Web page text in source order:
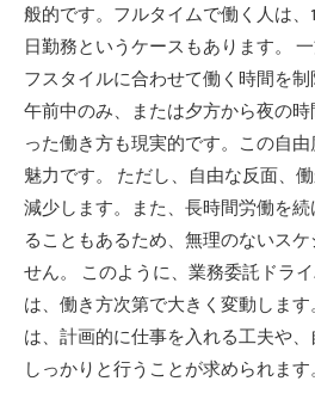
般的です。フルタイムで働く人は、
日勤務というケースもあります。
フスタイルに合わせて働く時間を制
午前中のみ、または夕方から夜の
った働き方も現実的です。この自
魅力です。 ただし、自由な反面、
減少します。また、長時間労働を
ることもあるため、無理のないス
せん。 このように、業務委託ドラ
は、働き方次第で大きく変動しま
は、計画的に仕事を入れる工夫や
しっかりと行うことが求められます。